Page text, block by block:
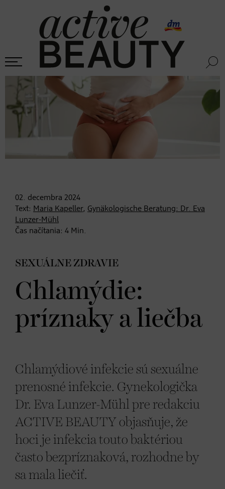
02. decembra 2024
Text: Maria Kapeller, Gynäkologische Beratung: Dr. Eva
Lunzer-Mühl
Čas načítania: 4 Min.
SEXUÁLNE ZDRAVIE
Chlamýdie:
príznaky a liečba
Chlamýdiové infekcie sú sexuálne
prenosné infekcie. Gynekologička
Dr. Eva Lunzer-Mühl pre redakciu
ACTIVE BEAUTY objasňuje, že
hoci je infekcia touto baktériou
často bezpríznaková, rozhodne by
sa mala liečiť.